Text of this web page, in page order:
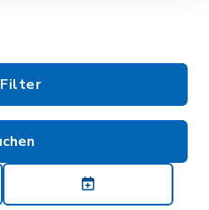
Filter